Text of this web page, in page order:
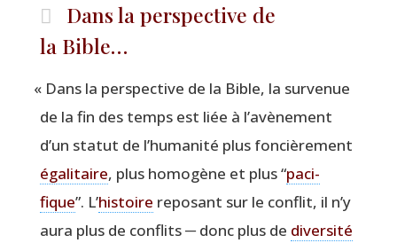
Dans la perspective de
la Bible…
« Dans la pers­pec­tive de la Bible, la sur­ve­nue
de la fin des temps est liée à l’avènement
d’un sta­tut de l’humanité plus fon­ciè­re­ment
éga­li­taire, plus homo­gène et plus“paci­
fique”. L’his­toire repo­sant sur le conflit, il n’y
aura plus de conflits ─ donc plus de diver­si­té